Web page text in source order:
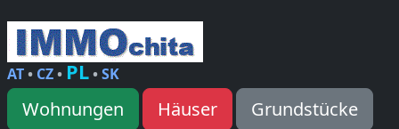
AT• CZ• PL•SK
Wohnungen Häuser
Grundstücke